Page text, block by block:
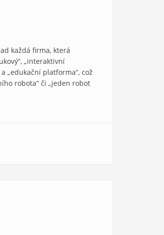
každá firma, která
„interaktivní
„edukační platforma“, což
robota“ či „jeden robot